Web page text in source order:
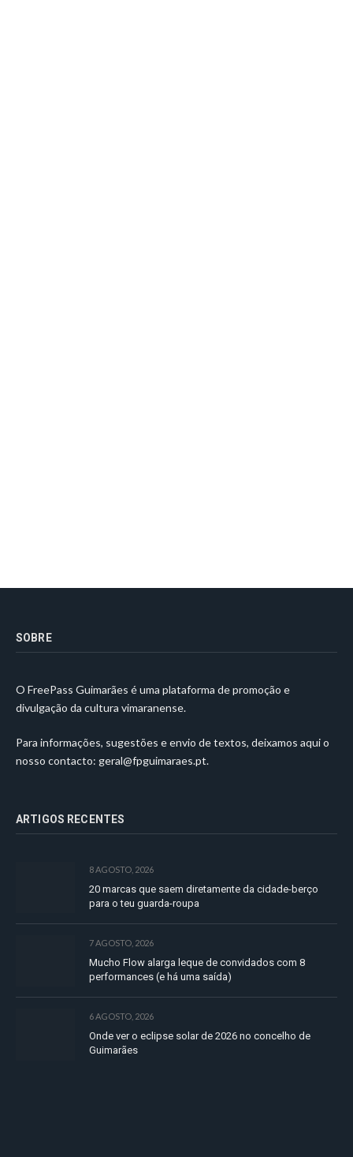
SOBRE
O FreePass Guimarães é uma plataforma de promoção e
divulgação da cultura vimaranense.
Para informações, sugestões e envio de textos, deixamos aqui o
nosso contacto: geral@fpguimaraes.pt.
ARTIGOS RECENTES
8 AGOSTO, 2026
20 marcas que saem diretamente da cidade-berço
para o teu guarda-roupa
7 AGOSTO, 2026
Mucho Flow alarga leque de convidados com 8
performances (e há uma saída)
6 AGOSTO, 2026
Onde ver o eclipse solar de 2026 no concelho de
Guimarães